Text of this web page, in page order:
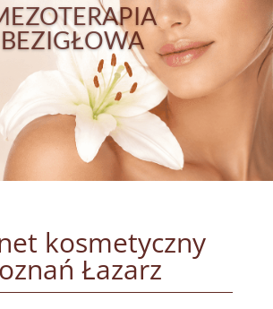
BEZIGŁOWA
kosmetyczny
Łazarz